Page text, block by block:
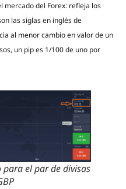
mercado del Forex: refleja los
las siglas en inglés de
al menor cambio en valor de un
un pip es 1/100 de uno por
para el par de divisas